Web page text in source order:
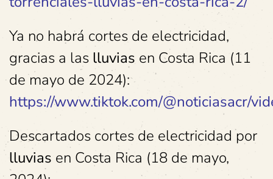
Ya no habrá cortes de electricidad,
gracias a las lluvias en Costa Rica (11
de mayo de 2024):
https://www.tiktok.com/@noticiasacr/
Descartados cortes de electricidad por
lluvias en Costa Rica (18 de mayo,